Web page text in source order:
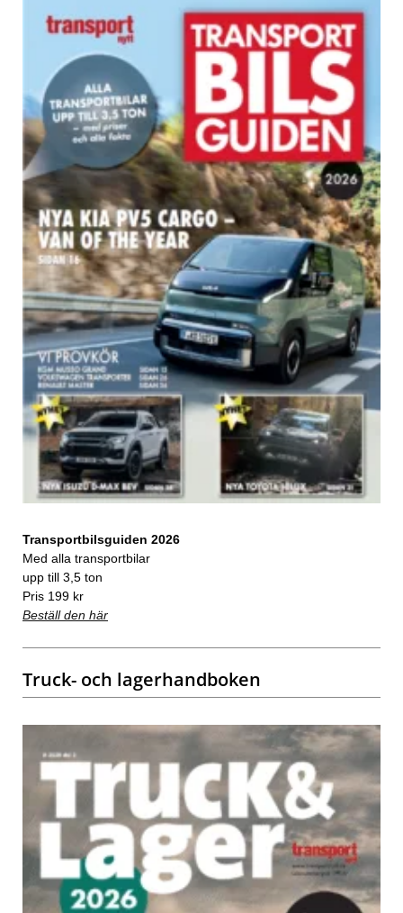
Transportbilsguiden 2026
Med alla transportbilar
upp till 3,5 ton
Pris 199 kr
Beställ den här
Truck- och lagerhandboken